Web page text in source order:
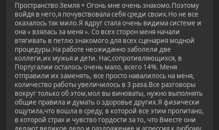
Пространство Земля + Огонь мне очень знакомо.Поэтому
войдя в него,я почувствовала себя среди своих.Но не все
оказалось так мило.Я вдруг стала очень видима системе и
она « взялась за меня ». Со всех сторон меня начали
втягивать в петлю знакомого для всех сценария модной
процедуры.На работе неожиданно заболели две
коллеги,их мужья и дети. Нас,сопротивляющихся, в
Португалии осталось очень мало, всего 14%. Меня
отправили их заменять, все просто навалилось на меня,
количество работы увеличилось в 3 раза.Все разговоры
вокруг только об этом,мол вы виноваты, нужно выполнять
общие правила и думать о здоровье других.Я физически
ощутила,что вошла в среду, в которой все этим пропитано,
в которой страх и чувство гордости за то, что Вместе они